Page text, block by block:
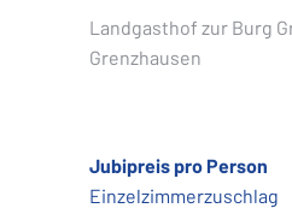
Landgasthof zur Burg
Grenzhausen
Jubipreis pro Person
Einzelzimmerzuschlag